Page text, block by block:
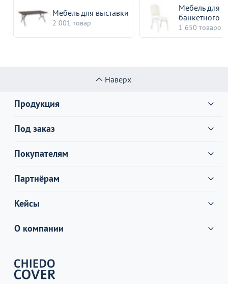
Мебель для выставки
2 001 товар
Мебель для
банкетного
1 650 товаров
Наверх
Продукция
Под заказ
Покупателям
Партнёрам
Кейсы
О компании